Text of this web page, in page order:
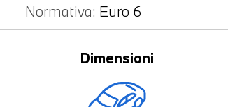
Normativa: Euro 6
Dimensioni